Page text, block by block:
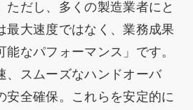
ただし、多くの製造業者にと
最大速度ではなく、業務成果
なパフォーマンス」です。
、スムーズなハンドオーバ
安全確保。これらを安定的に